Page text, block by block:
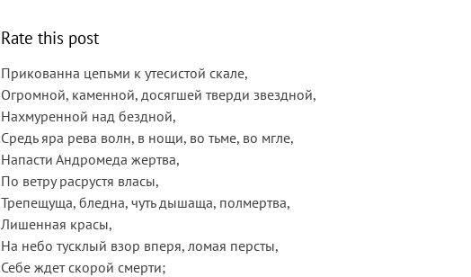
Rate this post
Прикованна цепьми к утесистой скале,
Огромной, каменной, досягшей тверди звездной,
Нахмуренной над бездной,
Средь яра рева волн, в нощи, во тьме, во мгле,
Напасти Андромеда жертва,
По ветру расрустя власы,
Трепещуща, бледна, чуть дышаща, полмертва,
Лишенная красы,
На небо тусклый взор вперя, ломая персты,
Себе ждет скорой смерти;